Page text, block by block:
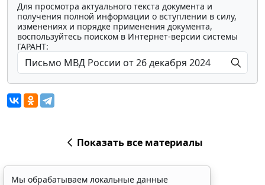
Для просмотра актуального текста документа и
получения полной информации о вступлении в силу,
изменениях и порядке применения документа,
воспользуйтесь поиском в Интернет-версии системы
ГАРАНТ:
Показать все материалы
Мы обрабатываем локальные данные